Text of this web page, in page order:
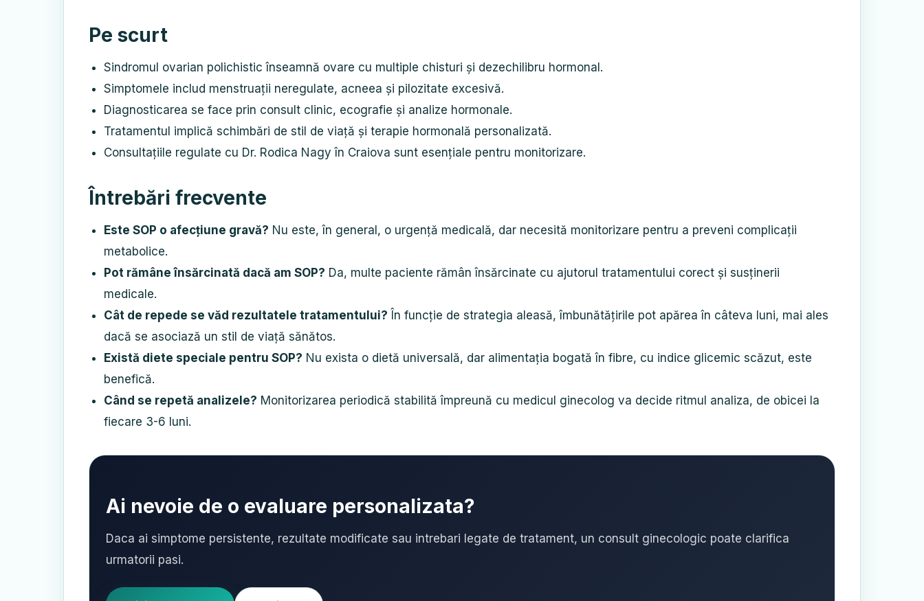
Pe scurt
Sindromul ovarian polichistic înseamnă ovare cu multiple chisturi și dezechilibru hormonal.
Simptomele includ menstruații neregulate, acneea și pilozitate excesivă.
Diagnosticarea se face prin consult clinic, ecografie și analize hormonale.
Tratamentul implică schimbări de stil de viață și terapie hormonală personalizată.
Consultațiile regulate cu Dr. Rodica Nagy în Craiova sunt esențiale pentru monitorizare.
Întrebări frecvente
Este SOP o afecțiune gravă? Nu este, în general, o urgență medicală, dar necesită monitorizare pentru a preveni complicații
metabolice.
Pot rămâne însărcinată dacă am SOP? Da, multe paciente rămân însărcinate cu ajutorul tratamentului corect și susținerii
medicale.
Cât de repede se văd rezultatele tratamentului? În funcție de strategia aleasă, îmbunătățirile pot apărea în câteva luni, mai ales
dacă se asociază un stil de viață sănătos.
Există diete speciale pentru SOP? Nu exista o dietă universală, dar alimentația bogată în fibre, cu indice glicemic scăzut, este
benefică.
Când se repetă analizele? Monitorizarea periodică stabilită împreună cu medicul ginecolog va decide ritmul analiza, de obicei la
fiecare 3-6 luni.
Ai nevoie de o evaluare personalizata?
Daca ai simptome persistente, rezultate modificate sau intrebari legate de tratament, un consult ginecologic poate clarifica
urmatorii pasi.